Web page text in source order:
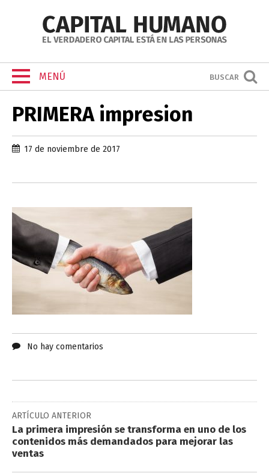
MENÚ BUSCAR
PRIMERA impresion
17 de noviembre de 2017
No hay comentarios
ARTÍCULO ANTERIOR
La primera impresión se transforma en uno de los
contenidos más demandados para mejorar las
ventas